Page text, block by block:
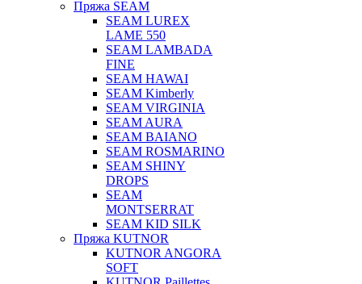
Пряжа SEAM
SEAM LUREX
LAME 550
SEAM LAMBADA
FINE
SEAM HAWAI
SEAM Kimberly
SEAM VIRGINIA
SEAM AURA
SEAM BAIANO
SEAM ROSMARINO
SEAM SHINY
DROPS
SEAM
MONTSERRAT
SEAM KID SILK
Пряжа KUTNOR
KUTNOR ANGORA
SOFT